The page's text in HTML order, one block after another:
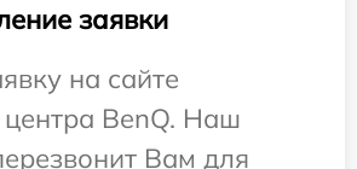
заявки
на сайте
центра BenQ. Наш
Вам для